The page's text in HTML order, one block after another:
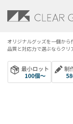
オリジナルグッズを​一個か
品質と​対応力で​選ぶなら​ク